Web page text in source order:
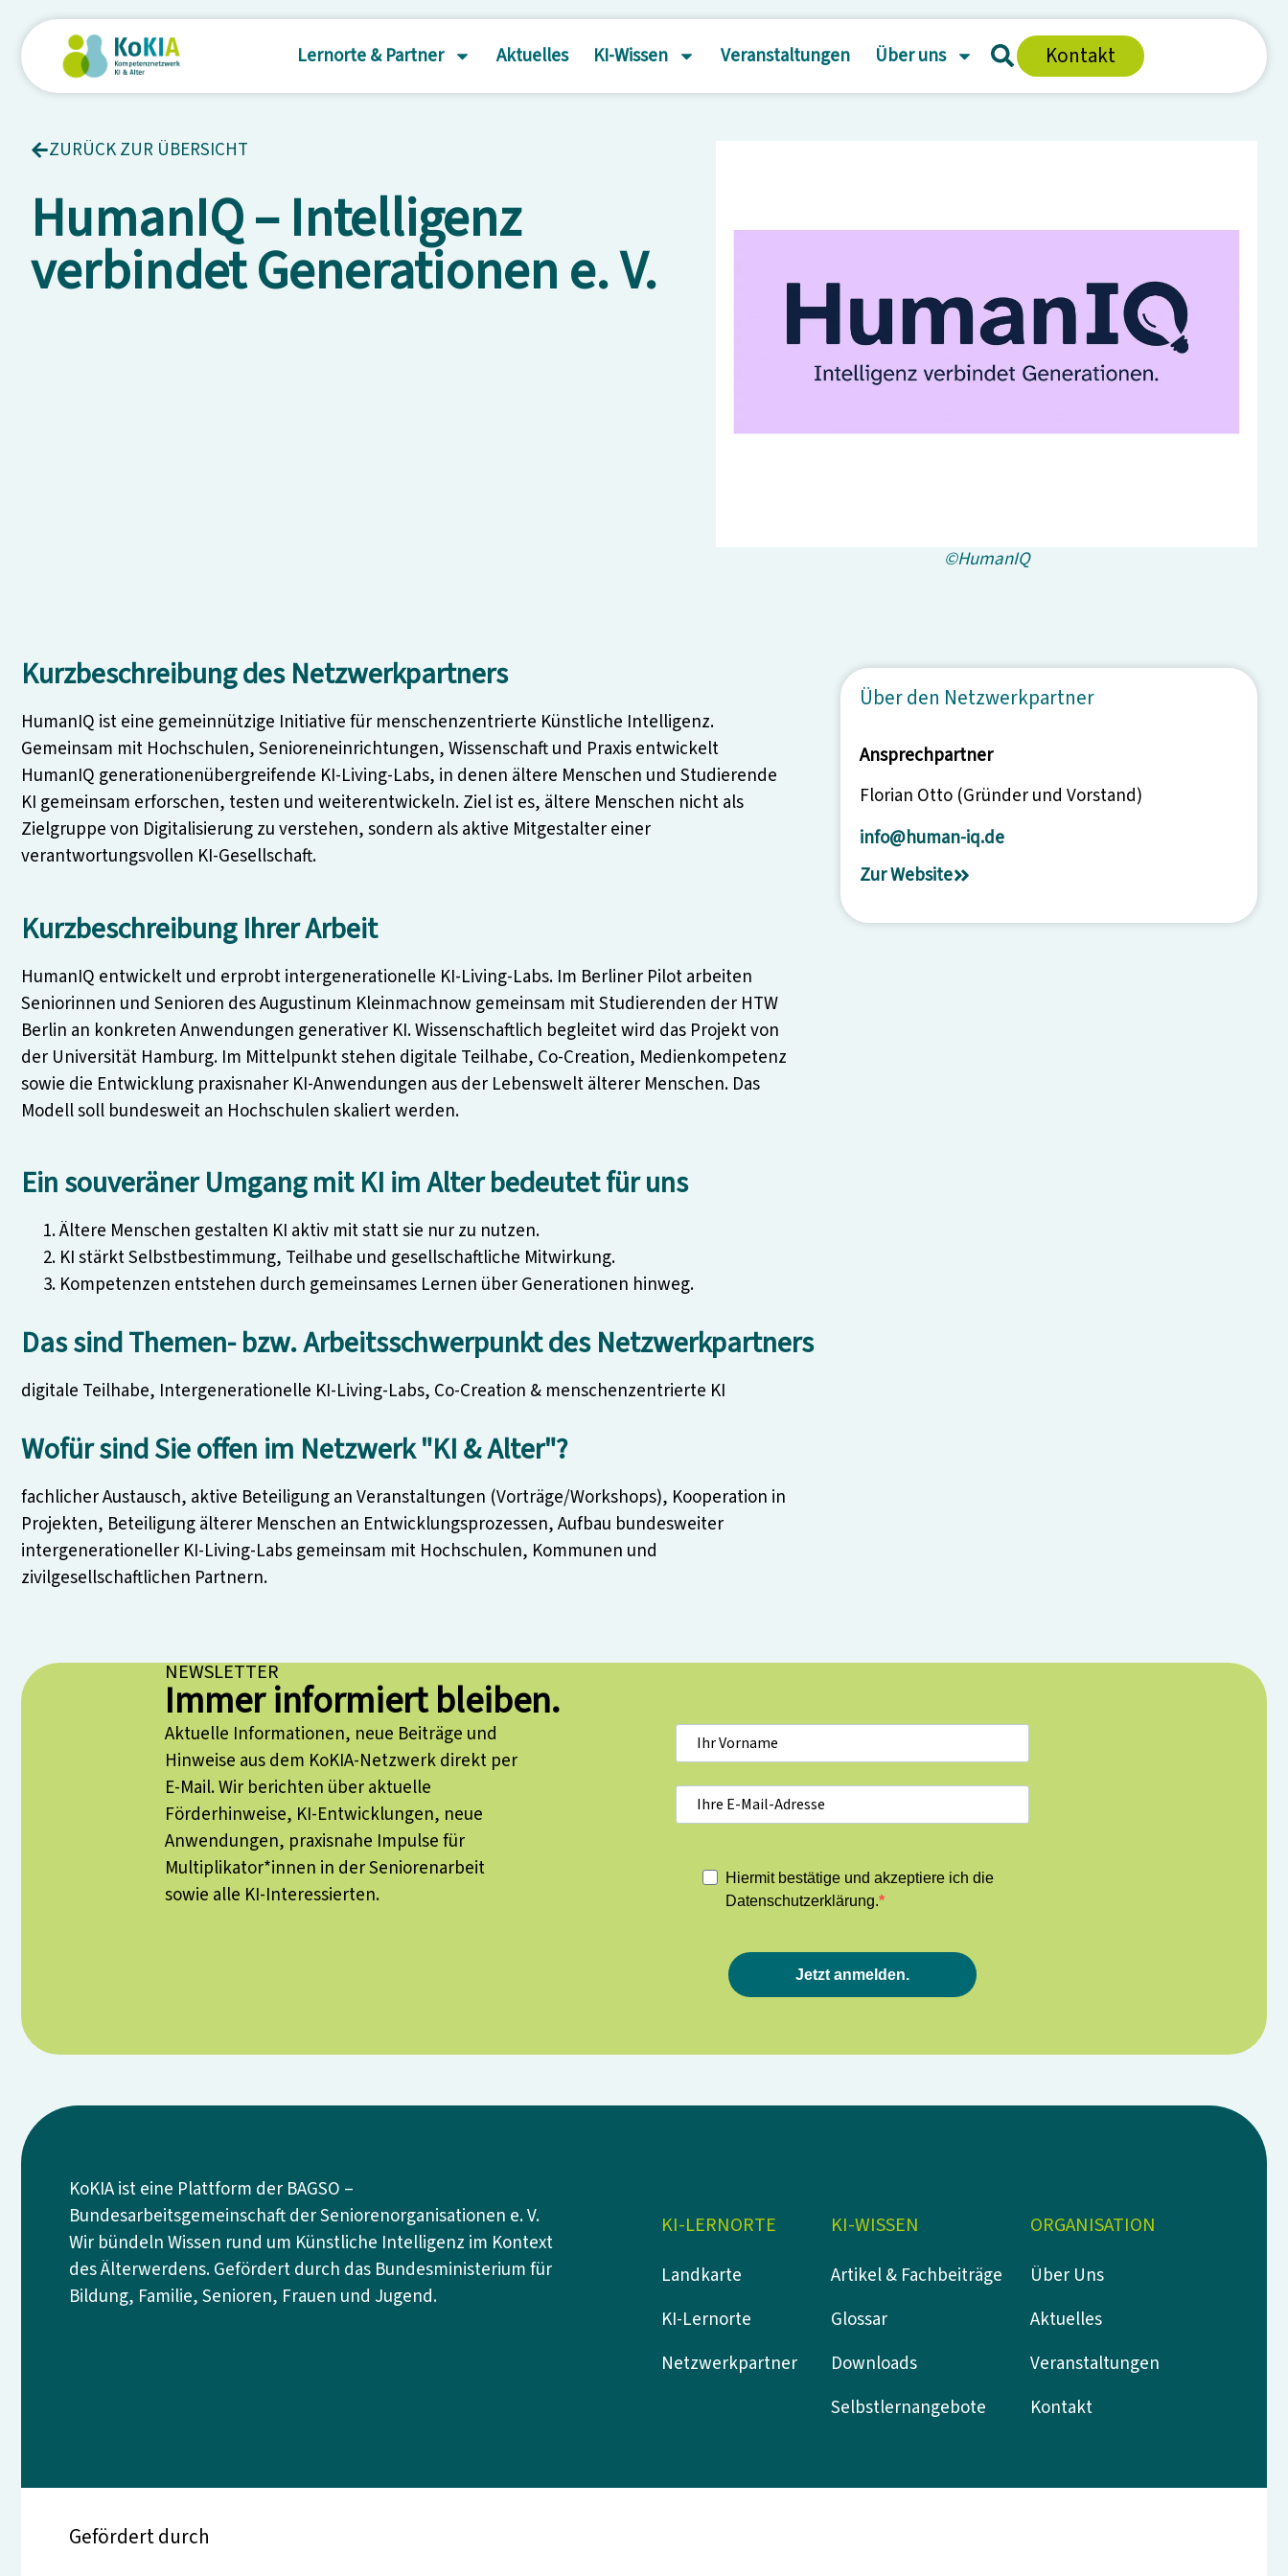
Lernorte & Partner Aktuelles KI-Wissen Veranstaltungen Über uns Kontakt
ZURÜCK ZUR ÜBERSICHT
HumanIQ – Intelligenz
verbindet Generationen e. V.
©HumanIQ
Kurzbeschreibung des Netzwerkpartners
HumanIQ ist eine gemeinnützige Initiative für menschenzentrierte Künstliche Intelligenz.
Gemeinsam mit Hochschulen, Senioreneinrichtungen, Wissenschaft und Praxis entwickelt
HumanIQ generationenübergreifende KI-Living-Labs, in denen ältere Menschen und Studierende
KI gemeinsam erforschen, testen und weiterentwickeln. Ziel ist es, ältere Menschen nicht als
Zielgruppe von Digitalisierung zu verstehen, sondern als aktive Mitgestalter einer
verantwortungsvollen KI-Gesellschaft.
Kurzbeschreibung Ihrer Arbeit
HumanIQ entwickelt und erprobt intergenerationelle KI-Living-Labs. Im Berliner Pilot arbeiten
Seniorinnen und Senioren des Augustinum Kleinmachnow gemeinsam mit Studierenden der HTW
Berlin an konkreten Anwendungen generativer KI. Wissenschaftlich begleitet wird das Projekt von
der Universität Hamburg. Im Mittelpunkt stehen digitale Teilhabe, Co-Creation, Medienkompetenz
sowie die Entwicklung praxisnaher KI-Anwendungen aus der Lebenswelt älterer Menschen. Das
Modell soll bundesweit an Hochschulen skaliert werden.
Ein souveräner Umgang mit KI im Alter bedeutet für uns
Ältere Menschen gestalten KI aktiv mit statt sie nur zu nutzen.
KI stärkt Selbstbestimmung, Teilhabe und gesellschaftliche Mitwirkung.
Kompetenzen entstehen durch gemeinsames Lernen über Generationen hinweg.
Das sind Themen- bzw. Arbeitsschwerpunkt des Netzwerkpartners
digitale Teilhabe, Intergenerationelle KI-Living-Labs, Co-Creation & menschenzentrierte KI
Wofür sind Sie offen im Netzwerk "KI & Alter"?
fachlicher Austausch, aktive Beteiligung an Veranstaltungen (Vorträge/Workshops), Kooperation in
Projekten, Beteiligung älterer Menschen an Entwicklungsprozessen, Aufbau bundesweiter
intergenerationeller KI-Living-Labs gemeinsam mit Hochschulen, Kommunen und
zivilgesellschaftlichen Partnern.
Über den Netzwerkpartner
Ansprechpartner
Florian Otto (Gründer und Vorstand)
info@human-iq.de
Zur Website
NEWSLETTER
Immer informiert bleiben.
Aktuelle Informationen, neue Beiträge und
Hinweise aus dem KoKIA-Netzwerk direkt per
E-Mail. Wir berichten über aktuelle
Förderhinweise, KI-Entwicklungen, neue
Anwendungen, praxisnahe Impulse für
Multiplikator*innen in der Seniorenarbeit
sowie alle KI-Interessierten.
Hiermit bestätige und akzeptiere ich die
Datenschutzerklärung.
Jetzt anmelden.
KoKIA ist eine Plattform der BAGSO –
Bundesarbeitsgemeinschaft der Seniorenorganisationen e. V.
Wir bündeln Wissen rund um Künstliche Intelligenz im Kontext
des Älterwerdens. Gefördert durch das Bundesministerium für
Bildung, Familie, Senioren, Frauen und Jugend.
KI-LERNORTE
Landkarte
KI-Lernorte
Netzwerkpartner
KI-WISSEN
Artikel & Fachbeiträge
Glossar
Downloads
Selbstlernangebote
ORGANISATION
Über Uns
Aktuelles
Veranstaltungen
Kontakt
Gefördert durch